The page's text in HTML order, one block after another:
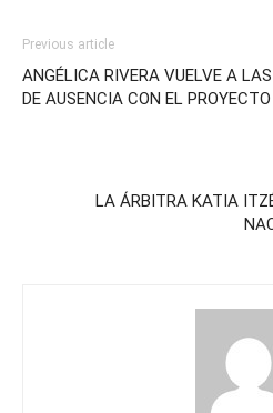
Previous article
ANGÉLICA RIVERA VUELVE A
DE AUSENCIA CON EL
LA ÁRBITRA KATIA